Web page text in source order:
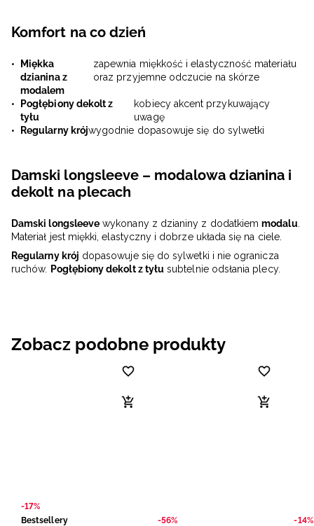
Komfort na co dzień
Miękka
dzianina z
modalem
zapewnia miękkość i elastyczność materiału
oraz przyjemne odczucie na skórze
Pogłębiony dekolt z
tyłu
kobiecy akcent przykuwający
uwagę
Regularny krójwygodnie dopasowuje się do sylwetki
Damski longsleeve – modalowa dzianina i
dekolt na plecach
Damski longsleeve wykonany z dzianiny z dodatkiemmodalu.
Materiał jest miękki, elastyczny i dobrze układa się na ciele.
Regularny krój dopasowuje się do sylwetki i nie ogranicza
ruchów. Pogłębiony dekolt z tyłu subtelnie odsłania plecy.
Zobacz podobne produkty
-17%
Bestsellery
-56% -14%